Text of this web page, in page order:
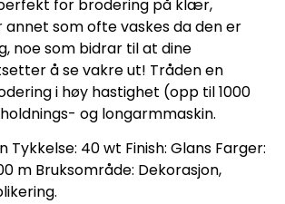
for brodering på klær,
som ofte vaskes da den er
noe som bidrar til at dine
å se vakre ut! Tråden en
i høy hastighet (opp til 1000
og longarmmaskin.
Tykkelse: 40 wt Finish: Glans Farger:
m Bruksområde: Dekorasjon,